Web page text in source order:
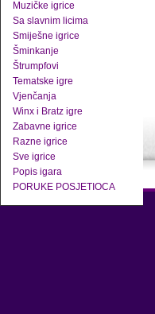
Muzičke igrice
Sa slavnim licima
Smiješne igrice
Šminkanje
Štrumpfovi
Tematske igre
Vjenčanja
Winx i Bratz igre
Zabavne igrice
Razne igrice
Sve igrice
Popis igara
PORUKE POSJETIOCA